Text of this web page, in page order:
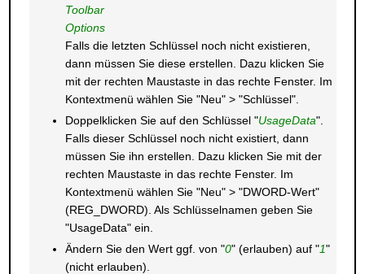
Toolbar
Options
Falls die letzten Schlüssel noch nicht existieren,
dann müssen Sie diese erstellen. Dazu klicken Sie
mit der rechten Maustaste in das rechte Fenster. Im
Kontextmenü wählen Sie "Neu" > "Schlüssel".
Doppelklicken Sie auf den Schlüssel "UsageData".
Falls dieser Schlüssel noch nicht existiert, dann
müssen Sie ihn erstellen. Dazu klicken Sie mit der
rechten Maustaste in das rechte Fenster. Im
Kontextmenü wählen Sie "Neu" > "DWORD-Wert"
(REG_DWORD). Als Schlüsselnamen geben Sie
"UsageData" ein.
Ändern Sie den Wert ggf. von "0" (erlauben) auf "1"
(nicht erlauben).